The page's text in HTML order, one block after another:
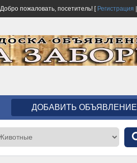
Добро пожаловать, посетитель! [ Регистрация
ДОБАВИТЬ ОБЪЯВЛЕНИЕ